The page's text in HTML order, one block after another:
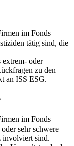
im Fonds
tätig sind, die
extrem- oder
zu den
an ISS ESG.
im Fonds
sehr schwere
involviert sind.